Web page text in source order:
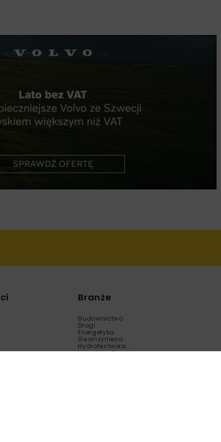
Branże
Budownictwo
Drogi
Energetyka
Geoinżynieria
Hydrotechnika
Inżynieria Bezwykopowa